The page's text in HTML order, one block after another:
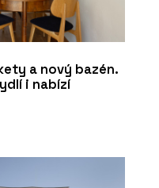
a nový bazén.
i nabízí